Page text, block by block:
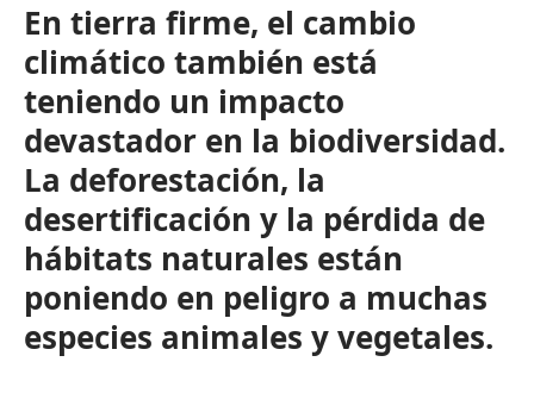
En tierra firme, el cambio
climático también está
teniendo un impacto
devastador en la biodiversidad.
La deforestación, la
desertificación y la pérdida de
hábitats naturales están
poniendo en peligro a muchas
especies animales y vegetales.